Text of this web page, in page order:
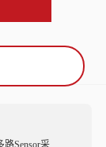
Sensor采